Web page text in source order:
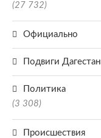
(27 732)
Официально
Подвиги
Политика
(3 308)
Происшествия